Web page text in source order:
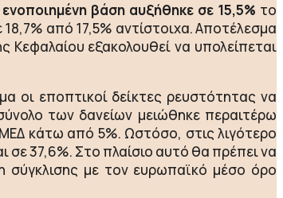
βάση αυξήθηκε σε 15,5% το
από 17,5% αντίστοιχα. Αποτέλεσμα
Κεφαλαίου εξακολουθεί να υπολείπεται
οι εποπτικοί δείκτες ρευστότητας να
των δανείων μειώθηκε περαιτέρω
κάτω από 5%. Ωστόσο, στις λιγότερο
σε 37,6%. Στο πλαίσιο αυτό θα πρέπει να
σύγκλισης με τον ευρωπαϊκό μέσο όρο